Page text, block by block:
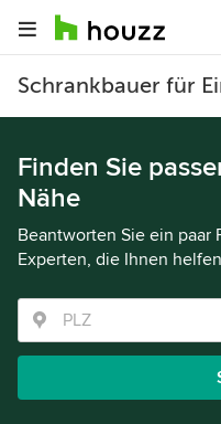
Schrankbauer für
Finden Sie
Nähe
Beantworten Sie ein paar
Experten, die Ihnen